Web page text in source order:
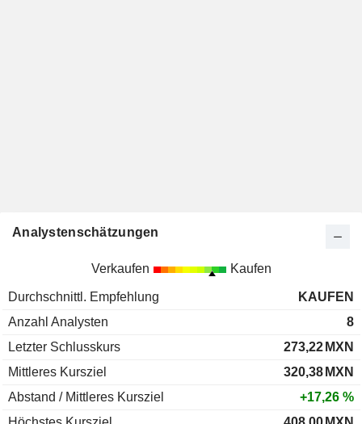
Analystenschätzungen
Verkaufen Kaufen
Durchschnittl. Empfehlung
KAUFEN
Anzahl Analysten
8
Letzter Schlusskurs
273,22 MXN
Mittleres Kursziel
320,38 MXN
Abstand / Mittleres Kursziel
+17,26 %